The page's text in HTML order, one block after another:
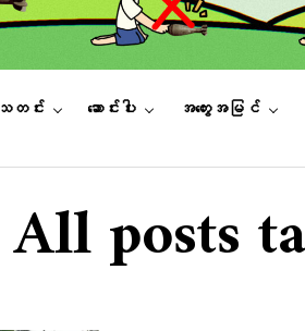
သတင်း ဆောင်းပါး အတွေးအမြင်
All posts